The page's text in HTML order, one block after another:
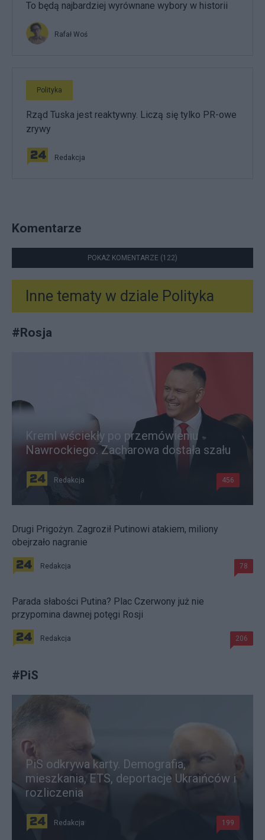
To będą najbardziej wyrównane wybory w historii
Rafał Woś
Polityka
Rząd Tuska jest reaktywny. Liczą się tylko PR-owe
zrywy
Redakcja
Komentarze
POKAŻ KOMENTARZE (122)
Inne tematy w dziale Polityka
#Rosja
Kreml wściekły po przemówieniu
Nawrockiego. Zacharowa dostała szału
Redakcja 456
Drugi Prigożyn. Zagroził Putinowi atakiem, miliony
obejrzało nagranie
Redakcja 78
Parada słabości Putina? Plac Czerwony już nie
przypomina dawnej potęgi Rosji
Redakcja 206
#PiS
PiS odkrywa karty. Demografia,
mieszkania, ETS, deportacje Ukraińców i
rozliczenia
Redakcja 199